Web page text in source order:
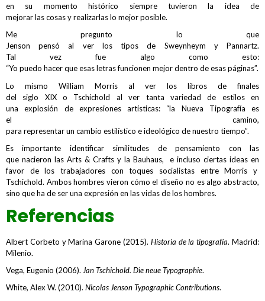
en su momento histórico siempre tuvieron la idea de
mejorar las cosas y realizarlas lo mejor posible.
Me pregunto lo que
Jenson pensó al ver los tipos de Sweynheym y Pannartz.
Tal vez fue algo como esto:
“Yo puedo hacer que esas letras funcionen mejor dentro de esas páginas”.
Lo mismo William Morris al ver los libros de finales
del siglo XIX o Tschichold al ver tanta variedad de estilos en
una explosión de expresiones artísticas: “la Nueva Tipografía es
el camino,
para representar un cambio estilístico e ideológico de nuestro tiempo”.
Es importante identificar similitudes de pensamiento con las
que nacieron las Arts & Crafts y la Bauhaus, e incluso ciertas ideas en
favor de los trabajadores con toques socialistas entre Morris y
Tschichold. Ambos hombres vieron cómo el diseño no es algo abstracto,
sino que ha de ser una expresión en las vidas de los hombres.
Referencias
Albert Corbeto y Marina Garone (2015). Historia de la tipografía. Madrid:
Milenio.
Vega, Eugenio (2006). Jan Tschichold. Die neue Typographie.
White, Alex W. (2010). Nicolas Jenson Typographic Contributions.